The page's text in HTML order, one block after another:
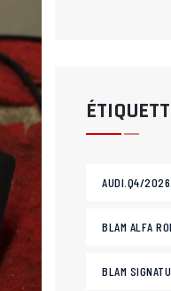
AUDI.Q4/
BLAM ALFA
BLAM